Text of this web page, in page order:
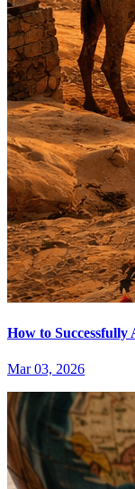
How to
Mar 03, 2026